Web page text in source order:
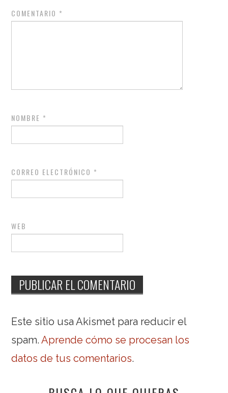
COMENTARIO *
NOMBRE *
CORREO ELECTRÓNICO *
WEB
Este sitio usa Akismet para reducir el
spam.Aprende cómo se procesan los
datos de tus comentarios.